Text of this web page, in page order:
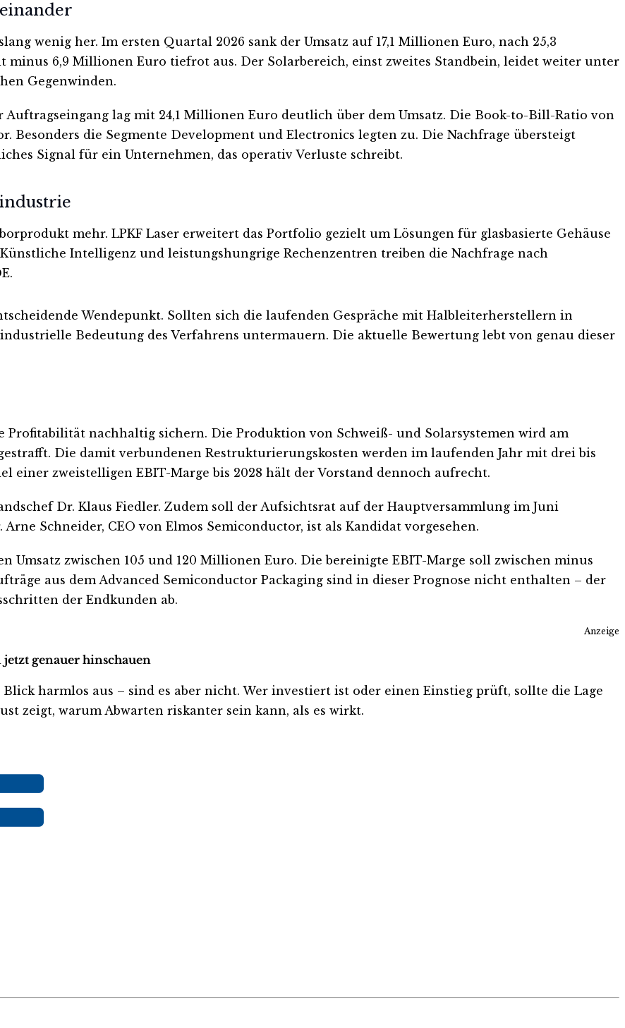
wenig her. Im ersten Quartal 2026 sank der Umsatz auf 17,1 Millionen Euro, nach 25,3
6,9 Millionen Euro tiefrot aus. Der Solarbereich, einst zweites Standbein, leidet weiter unter
Gegenwinden.
lag mit 24,1 Millionen Euro deutlich über dem Umsatz. Die Book-to-Bill-Ratio von
Besonders die Segmente Development und Electronics legten zu. Die Nachfrage übersteigt
Signal für ein Unternehmen, das operativ Verluste schreibt.
mehr. LPKF Laser erweitert das Portfolio gezielt um Lösungen für glasbasierte Gehäuse
Intelligenz und leistungshungrige Rechenzentren treiben die Nachfrage nach
Wendepunkt. Sollten sich die laufenden Gespräche mit Halbleiterherstellern in
Bedeutung des Verfahrens untermauern. Die aktuelle Bewertung lebt von genau dieser
Profitabilität nachhaltig sichern. Die Produktion von Schweiß- und Solarsystemen wird am
Die damit verbundenen Restrukturierungskosten werden im laufenden Jahr mit drei bis
einer zweistelligen EBIT-Marge bis 2028 hält der Vorstand dennoch aufrecht.
Dr. Klaus Fiedler. Zudem soll der Aufsichtsrat auf der Hauptversammlung im Juni
Schneider, CEO von Elmos Semiconductor, ist als Kandidat vorgesehen.
Umsatz zwischen 105 und 120 Millionen Euro. Die bereinigte EBIT-Marge soll zwischen minus
aus dem Advanced Semiconductor Packaging sind in dieser Prognose nicht enthalten – der
der Endkunden ab.
Anzeige
genauer hinschauen
harmlos aus – sind es aber nicht. Wer investiert ist oder einen Einstieg prüft, sollte die Lage
zeigt, warum Abwarten riskanter sein kann, als es wirkt.